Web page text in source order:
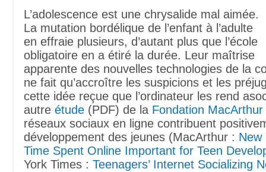
L’adolescence est une chrysalide mal aimée.
La mutation bordélique de l’enfant à l’adulte
en effraie plusieurs, d’autant plus que l’école
obligatoire en a étiré la durée. Leur maîtrise
apparente des nouvelles technologies de la
ne fait qu’accroître les suspicions et les
cette idée reçue que l’ordinateur les rend
autre étude (PDF) de la Fondation MacArthur
réseaux sociaux en ligne contribuent
développement des jeunes (MacArthur : New
Time Spent Online Important for Teen
York Times : Teenagers’ Internet Socializing